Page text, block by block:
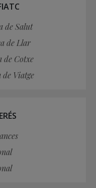
de Salut
de Llar
de Cotxe
de Viatge